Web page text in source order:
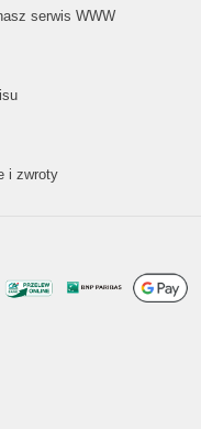
serwis WWW
i zwroty